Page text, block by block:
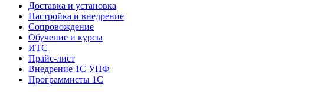
Доставка и установка
Настройка и внедрение
Сопровождение
Обучение и курсы
ИТС
Прайс-лист
Внедрение 1С УНФ
Программисты 1С